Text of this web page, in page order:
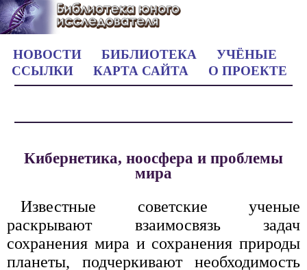
НОВОСТИ БИБЛИОТЕКА
УЧЁНЫЕ
ССЫЛКИ
КАРТА САЙТА О ПРОЕКТЕ
Кибернетика, ноосфера и проблемы
мира
Известные советские ученые
раскрывают взаимосвязь задач
сохранения мира и сохранения природы
планеты, подчеркивают необходимость